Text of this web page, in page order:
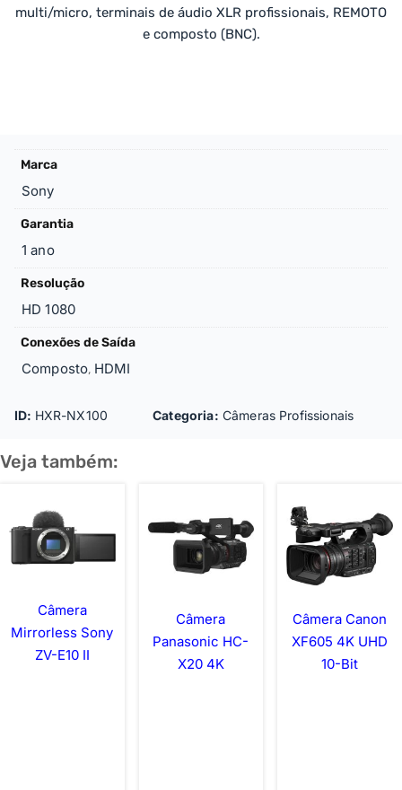
multi/micro, terminais de áudio XLR profissionais, REMOTO
e composto (BNC).
Marca
Sony
Garantia
1 ano
Resolução
HD 1080
Conexões de Saída
Composto, HDMI
ID: HXR-NX100 Categoria: Câmeras Profissionais
Veja também:
Câmera
Mirrorless Sony
ZV-E10 II
Câmera
Panasonic HC-
X20 4K
Câmera Canon
XF605 4K UHD
10-Bit